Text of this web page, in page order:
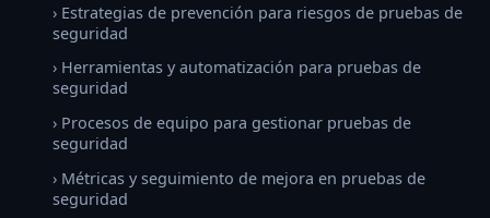
› Estrategias de prevención para riesgos de pruebas de
seguridad
› Herramientas y automatización para pruebas de
seguridad
› Procesos de equipo para gestionar pruebas de
seguridad
› Métricas y seguimiento de mejora en pruebas de
seguridad